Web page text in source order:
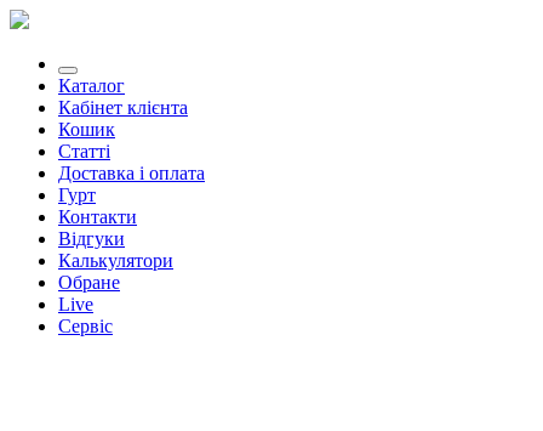
Каталог
Кабінет клієнта
Кошик
Статті
Доставка і оплата
Гурт
Контакти
Відгуки
Калькулятори
Обране
Live
Сервіс